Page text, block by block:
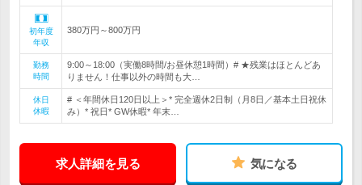
初年度
年収
380万円～800万円
勤務
時間
9:00～18:00（実働8時間/お昼休憩1時間）# ★残業はほとんどあ
りません！仕事以外の時間も大…
休日
休暇
# ＜年間休日120日以上＞* 完全週休2日制（月8日／基本土日祝休
み）* 祝日* GW休暇* 年末…
求人詳細を見る 気になる